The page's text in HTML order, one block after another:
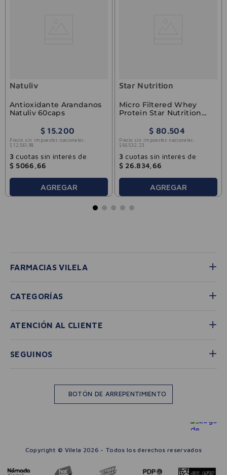
Natuliv
Antioxidante Arandanos
Natuliv 60caps
$ 15.200
Precio sin impuestos nacionales:
$ 12 561 98
3cuotas sin interés de
$ 5066 66
AGREGAR
Star Nutrition
Micro Filtered Whey
Protein Star Nutrition
$ 80.504
Precio sin impuestos nacionales:
$ 66. 532 23
3cuotas sin interés de
$ 26.834 66
AGREGAR
FARMACIAS VILELA
CATEGORÍAS
ATENCIÓN AL CLIENTE
SEGUINOS
BOTÓN DE ARREPENTIMIENTO
Copyright © Vilela 2026 - Todos los derechos reservados